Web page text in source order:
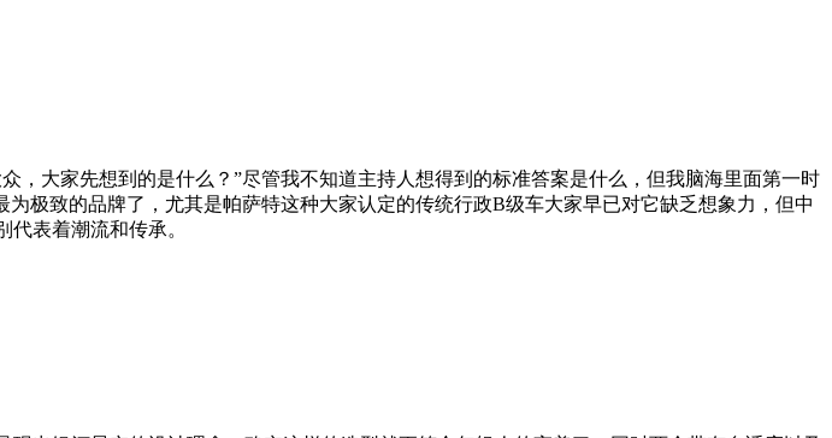
大家先想到的是什么？”尽管我不知道主持人想得到的标准答案是什么，但我脑海里面第一时
极致的品牌了，尤其是帕萨特这种大家认定的传统行政B级车大家早已对它缺乏想象力，但中
表着潮流和传承。